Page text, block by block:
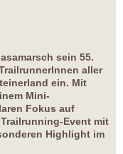
sein 55.
aller
ein. Mit
Mini-
Fokus auf
Event mit
Highlight im